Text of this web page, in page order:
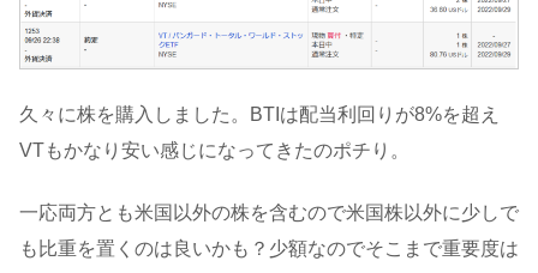
久々に株を購入しました。BTIは配当利回りが8%を超え
VTもかなり安い感じになってきたのポチり。
一応両方とも米国以外の株を含むので米国株以外に少しで
も比重を置くのは良いかも？少額なのでそこまで重要度は